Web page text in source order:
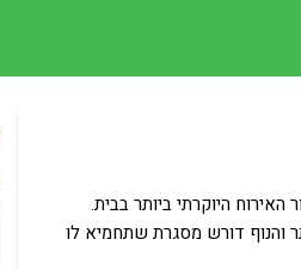
היוקרתי ביותר בבית.
והנוף דורש מסגרת שתחמיא לו